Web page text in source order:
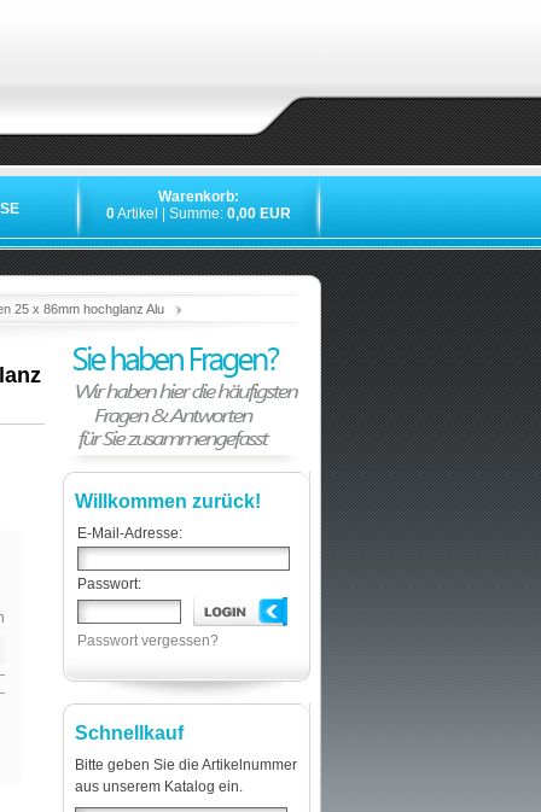
Warenkorb:
0Artikel | Summe: 0,00 EUR
25 x 86mm hochglanz Alu
Willkommen zurück!
E-Mail-Adresse:
Passwort:
Passwort vergessen?
Schnellkauf
Bitte geben Sie die Artikelnummer
aus unserem Katalog ein.